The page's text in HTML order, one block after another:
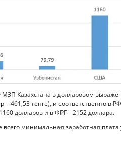
МЗП Казахстана в долларовом
461,53 тенге), и соответственно в
долларов и в ФРГ – 2152 доллара.
минимальная заработная